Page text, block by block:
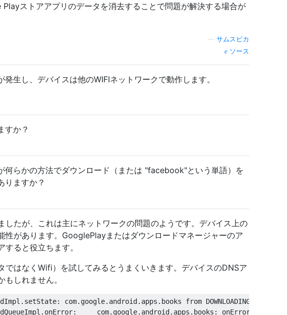
ストアアプリのデータを消去することで問題が解決する場合が
サムスピカ
ソース
生し、デバイスは他のWIFIネットワークで動作します。
すか？
何らかの方法でダウンロード（または "facebook"という単語）を
りますか？
したが、これは主にネットワークの問題のようです。デバイス上の
性があります。GooglePlayまたはダウンロードマネージャーのア
ると役立ちます。
ではなくWifi）を試してみるとうまくいきます。デバイスのDNSア
しれません。
com.google.android.apps.books from DOWNLOADING to ERROR.
com.google.android.apps.books: onError 495.